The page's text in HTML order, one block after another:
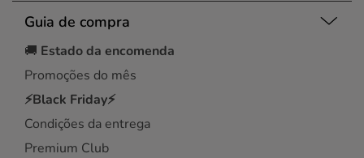
Guia de compra
🚚 Estado da encomenda
Promoções do mês
⚡Black Friday⚡
Condições da entrega
Premium Club